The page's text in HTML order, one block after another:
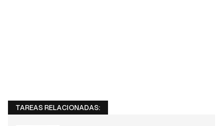
TAREAS RELACIONADAS: